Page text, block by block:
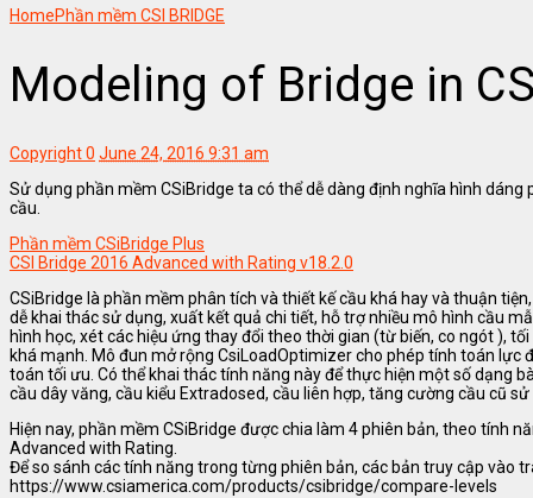
HomePhần mềm CSI BRIDGE
Modeling of Bridge in
Copyright0 June 24, 2016 9:31 am
Sử dụng phần mềm CSiBridge ta có thể dễ dàng định nghĩa hình
cầu.
Phần mềm CSiBridge Plus
CSI Bridge 2016 Advanced with Rating v18.2.0
CSiBridge là phần mềm phân tích và thiết kế cầu khá hay và thuận
dễ khai thác sử dụng, xuất kết quả chi tiết, hỗ trợ nhiều mô hình cầu
hình học, xét các hiệu ứng thay đổi theo thời gian (từ biến, co ngót ),
khá mạnh. Mô đun mở rộng CsiLoadOptimizer cho phép tính toán lực
toán tối ưu. Có thể khai thác tính năng này để thực hiện một số dạng
cầu dây văng, cầu kiểu Extradosed, cầu liên hợp, tăng cường cầu cũ
Hiện nay, phần mềm CSiBridge được chia làm 4 phiên bản, theo tính
Advanced with Rating.
Để so sánh các tính năng trong từng phiên bản, các bản truy cập vào
https://www.csiamerica.com/products/csibridge/compare-levels